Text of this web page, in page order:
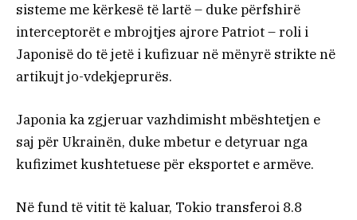
sisteme me kërkesë të lartë – duke përfshirë
interceptorët e mbrojtjes ajrore Patriot – roli i
Japonisë do të jetë i kufizuar në mënyrë strikte në
artikujt jo-vdekjeprurës.
Japonia ka zgjeruar vazhdimisht mbështetjen e
saj për Ukrainën, duke mbetur e detyruar nga
kufizimet kushtetuese për eksportet e armëve.
Në fund të vitit të kaluar, Tokio transferoi 8.8